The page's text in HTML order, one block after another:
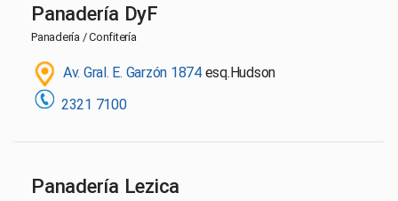
Panadería DyF
Panadería / Confitería
Av. Gral. E. Garzón 1874 esq.Hudson
2321 7100
Panadería Lezica